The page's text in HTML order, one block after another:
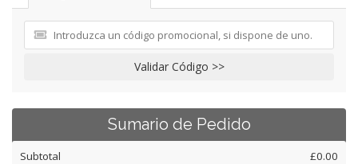
Validar Código >>
Sumario de Pedido
Subtotal £0.00